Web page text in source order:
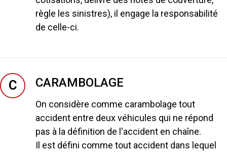
règle les sinistres), il engage la responsabilité
de celle-ci.
C CARAMBOLAGE
On considère comme carambolage tout
accident entre deux véhicules qui ne répond
pas à la définition de l'accident en chaîne.
Il est défini comme tout accident dans lequel